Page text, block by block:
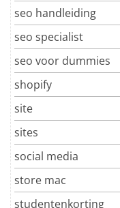
seo handleiding
seo specialist
seo voor dummies
shopify
site
sites
social media
store mac
studentenkorting